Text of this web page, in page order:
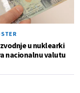
u nuklearki
nacionalnu valutu